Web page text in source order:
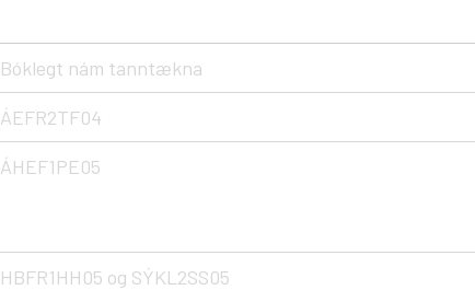
Bóklegt nám tanntækna
ÁEFR2TF04
ÁHEF1PE05
HBFR1HH05 og SÝKL2SS05